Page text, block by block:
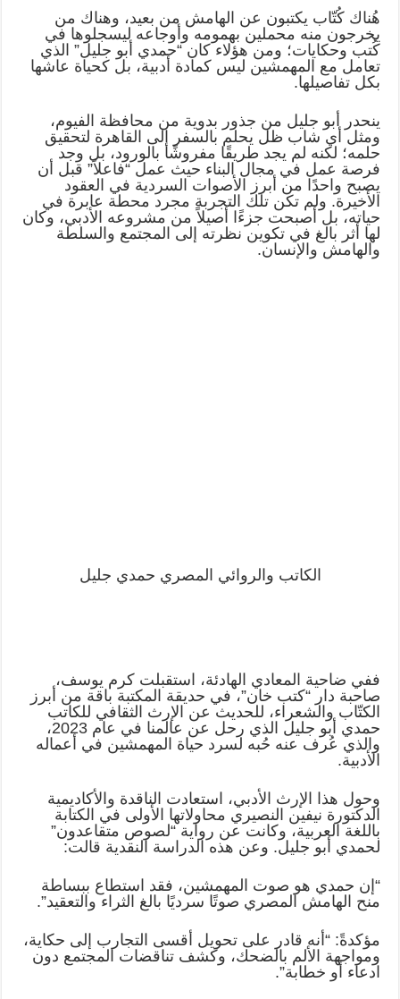
هُناك كُتّاب يكتبون عن الهامش من بعيد، وهناك من
يخرجون منه محملين بهمومه وأوجاعه ليسجلوها في
كُتب وحكايات؛ ومن هؤلاء كان “حمدي أبو جليل” الذي
تعامل مع المهمشين ليس كمادة أدبية، بل كحياة عاشها
بكل تفاصيلها.
ينحدر أبو جليل من جذور بدوية من محافظة الفيوم،
ومثل أي شاب ظل يحلم بالسفر إلى القاهرة لتحقيق
حلمه؛ لكنه لم يجد طريقًا مفروشًا بالورود، بل وجد
فرصة عمل في مجال البناء حيث عمل “فاعلاً” قبل أن
يصبح واحدًا من أبرز الأصوات السردية في العقود
الأخيرة. ولم تكن تلك التجربة مجرد محطة عابرة في
حياته، بل أصبحت جزءًا أصيلاً من مشروعه الأدبي، وكان
لها أثر بالغ في تكوين نظرته إلى المجتمع والسلطة
والهامش والإنسان.
الكاتب والروائي المصري حمدي جليل
ففي ضاحية المعادي الهادئة، استقبلت كرم يوسف،
صاحبة دار “كتب خان”، في حديقة المكتبة باقة من أبرز
الكتّاب والشعراء، للحديث عن الإرث الثقافي للكاتب
حمدي أبو جليل الذي رحل عن عالمنا في عام 2023،
والذي عُرف عنه حُبه لسرد حياة المهمشين في أعماله
الأدبية.
وحول هذا الإرث الأدبي، استعادت الناقدة والأكاديمية
الدكتورة نيفين النصيري محاولاتها الأولى في الكتابة
باللغة العربية، وكانت عن رواية “لصوص متقاعدون”
لحمدي أبو جليل. وعن هذه الدراسة النقدية قالت:
“إن حمدي هو صوت المهمشين، فقد استطاع ببساطة
منح الهامش المصري صوتًا سرديًا بالغ الثراء والتعقيد”.
مؤكدةً: “أنه قادر على تحويل أقسى التجارب إلى حكاية،
ومواجهة الألم بالضحك، وكشف تناقضات المجتمع دون
ادعاء أو خطابة”.